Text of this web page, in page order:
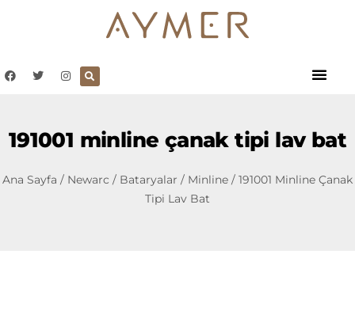
191001 minline çanak tipi lav bat
Ana Sayfa / Newarc / Bataryalar / Minline / 191001 Minline Çanak
Tipi Lav Bat